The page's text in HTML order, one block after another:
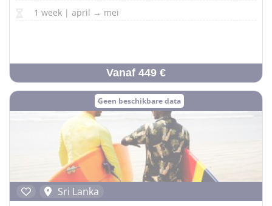
1 week | april → mei
Vanaf 449 €
Geen beschikbare data
Sri Lanka